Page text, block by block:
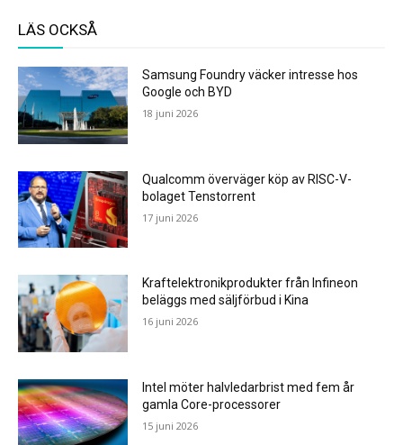
LÄS OCKSÅ
Samsung Foundry väcker intresse hos
Google och BYD
18 juni 2026
Qualcomm överväger köp av RISC-V-
bolaget Tenstorrent
17 juni 2026
Kraftelektronikprodukter från Infineon
beläggs med säljförbud i Kina
16 juni 2026
Intel möter halvledarbrist med fem år
gamla Core-processorer
15 juni 2026